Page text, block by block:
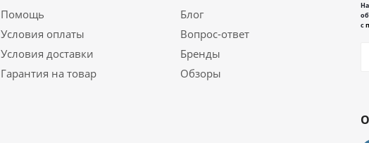
Помощь
Условия оплаты
Условия доставки
Гарантия на товар
Блог
Вопрос-ответ
Бренды
Обзоры
с